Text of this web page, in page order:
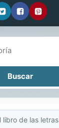
libro de las letras